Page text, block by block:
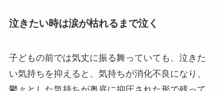
泣きたい時は涙が枯れるまで泣く
子どもの前では気丈に振る舞っていても、泣きた
い気持ちを抑えると、気持ちが消化不良になり、